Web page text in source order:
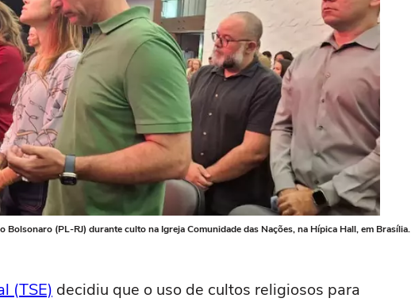
Bolsonaro (PL-RJ) durante culto na Igreja Comunidade das Nações, na Hípica Hall, em Brasília.
(TSE) decidiu que o uso de cultos religiosos para